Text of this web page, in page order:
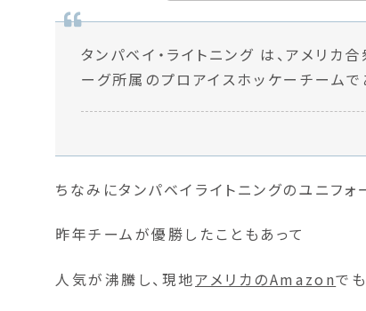
タンパベイ・ライトニング は、アメリカ
ーグ所属のプロアイスホッケーチームで
ちなみにタンパベイライトニングのユニフォ
昨年チームが優勝したこともあって
人気が沸騰し、現地アメリカのAmazonでも